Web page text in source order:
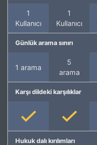
1
Kullanıcı
1
Kullanıcı
Günlük arama sınırı
1 arama
5
arama
Karşı dildeki karşılıklar
Hukuk dalı kırılımları